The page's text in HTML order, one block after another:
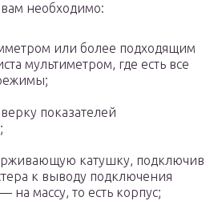
необходимо:
или более подходящим
мультиметром, где есть все
показателей
катушку, подключив
к выводу подключения
на массу, то есть корпус;